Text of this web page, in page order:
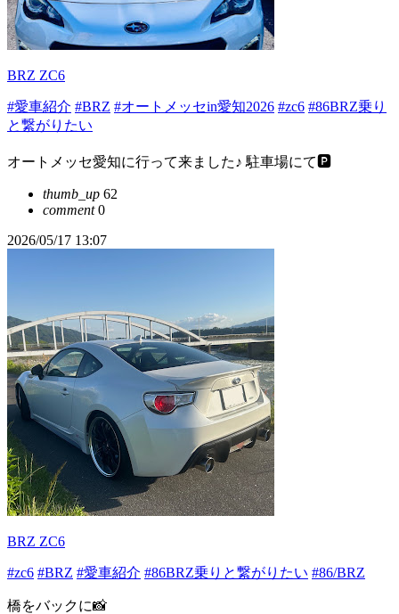
BRZ ZC6
#愛車紹介 #BRZ #オートメッセin愛知2026 #zc6 #86BRZ乗り
と繋がりたい
オートメッセ愛知に行って来ました♪ 駐車場にて🅿️
thumb_up 62
comment0
2026/05/17 13:07
BRZ ZC6
#zc6 #BRZ #愛車紹介 #86BRZ乗りと繋がりたい #86/BRZ
橋をバックに📸